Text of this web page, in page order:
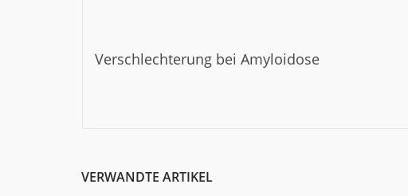
Verschlechterung bei Amyloidose
VERWANDTE ARTIKEL